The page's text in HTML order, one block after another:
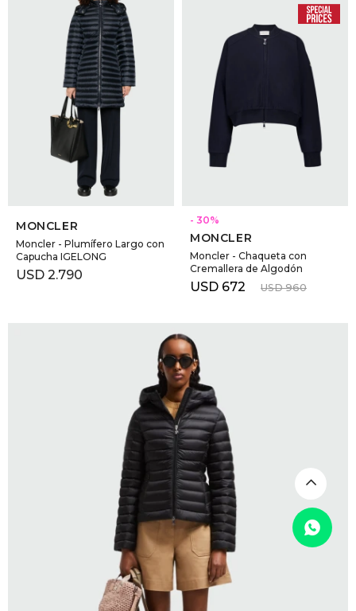
SELECCIONAR TALLE
MONCLER
Moncler - Plumífero Largo con
Capucha IGELONG
USD 2.790
30
MONCLER
Moncler - Chaqueta con
Cremallera de Algodón
USD 672 USD 960